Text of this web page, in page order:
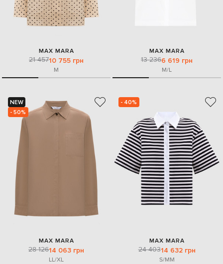
MAX MARA
21 45710 755 грн
M
MAX MARA
13 2366 619 грн
M/L
NEW
- 50%
MAX MARA
28 12614 063 грн
LL/XL
- 40%
MAX MARA
24 40314 632 грн
S/MM